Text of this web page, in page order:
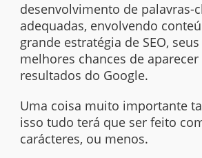
desenvolvimento de palavras-
adequadas, envolvendo
grande estratégia de SEO,
melhores chances de
resultados do Google.
Uma coisa muito importante
isso tudo terá que ser feito
carácteres, ou menos.